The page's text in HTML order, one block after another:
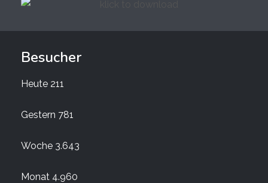
Besucher
Heute 211
Gestern 781
Woche 3.643
Monat 4.960